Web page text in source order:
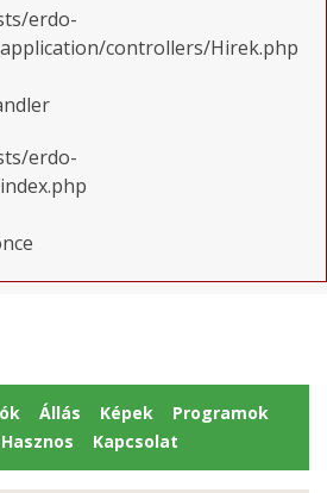
erdo-
controllers/Hirek.php
erdo-
Állás Képek
Programok
Hasznos Kapcsolat